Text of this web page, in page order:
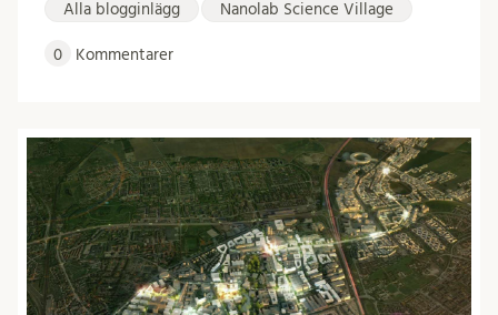
Alla blogginlägg Nanolab Science Village
0 Kommentarer